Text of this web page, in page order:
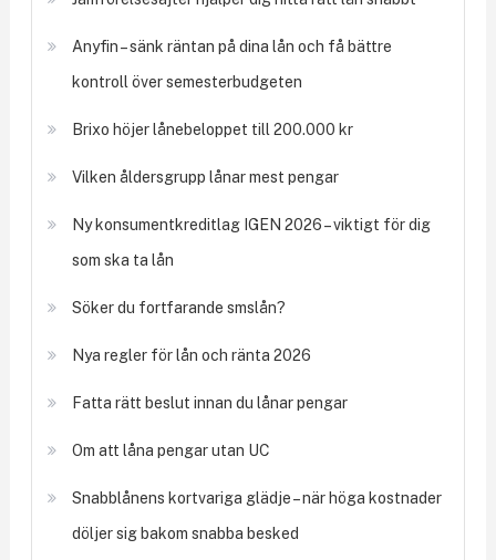
Anyfin – sänk räntan på dina lån och få bättre
kontroll över semesterbudgeten
Brixo höjer lånebeloppet till 200.000 kr
Vilken åldersgrupp lånar mest pengar
Ny konsumentkreditlag IGEN 2026 – viktigt för dig
som ska ta lån
Söker du fortfarande smslån?
Nya regler för lån och ränta 2026
Fatta rätt beslut innan du lånar pengar
Om att låna pengar utan UC
Snabblånens kortvariga glädje – när höga kostnader
döljer sig bakom snabba besked